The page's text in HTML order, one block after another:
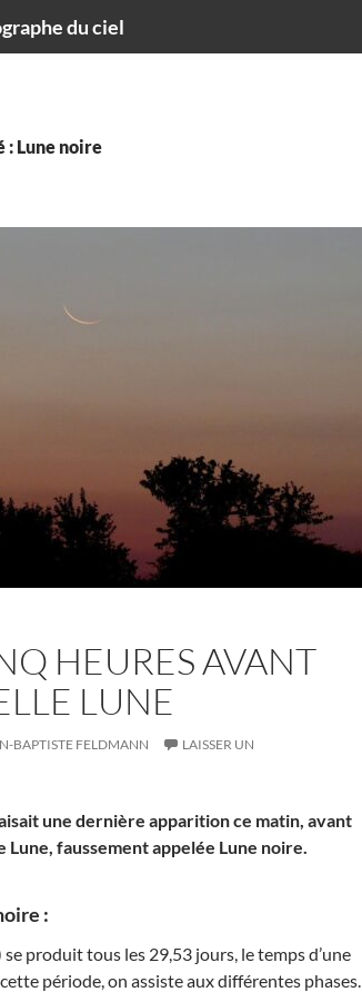
du ciel
: Lune noire
HEURES AVANT
LUNE
BAPTISTE FELDMANN
LAISSER UN
une dernière apparition ce matin, avant
Lune, faussement appelée Lune noire.
:
produit tous les 29,53 jours, le temps d’une
période, on assiste aux différentes phases.